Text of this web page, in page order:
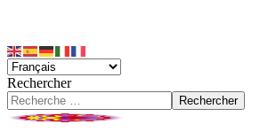
Rechercher
Rechercher